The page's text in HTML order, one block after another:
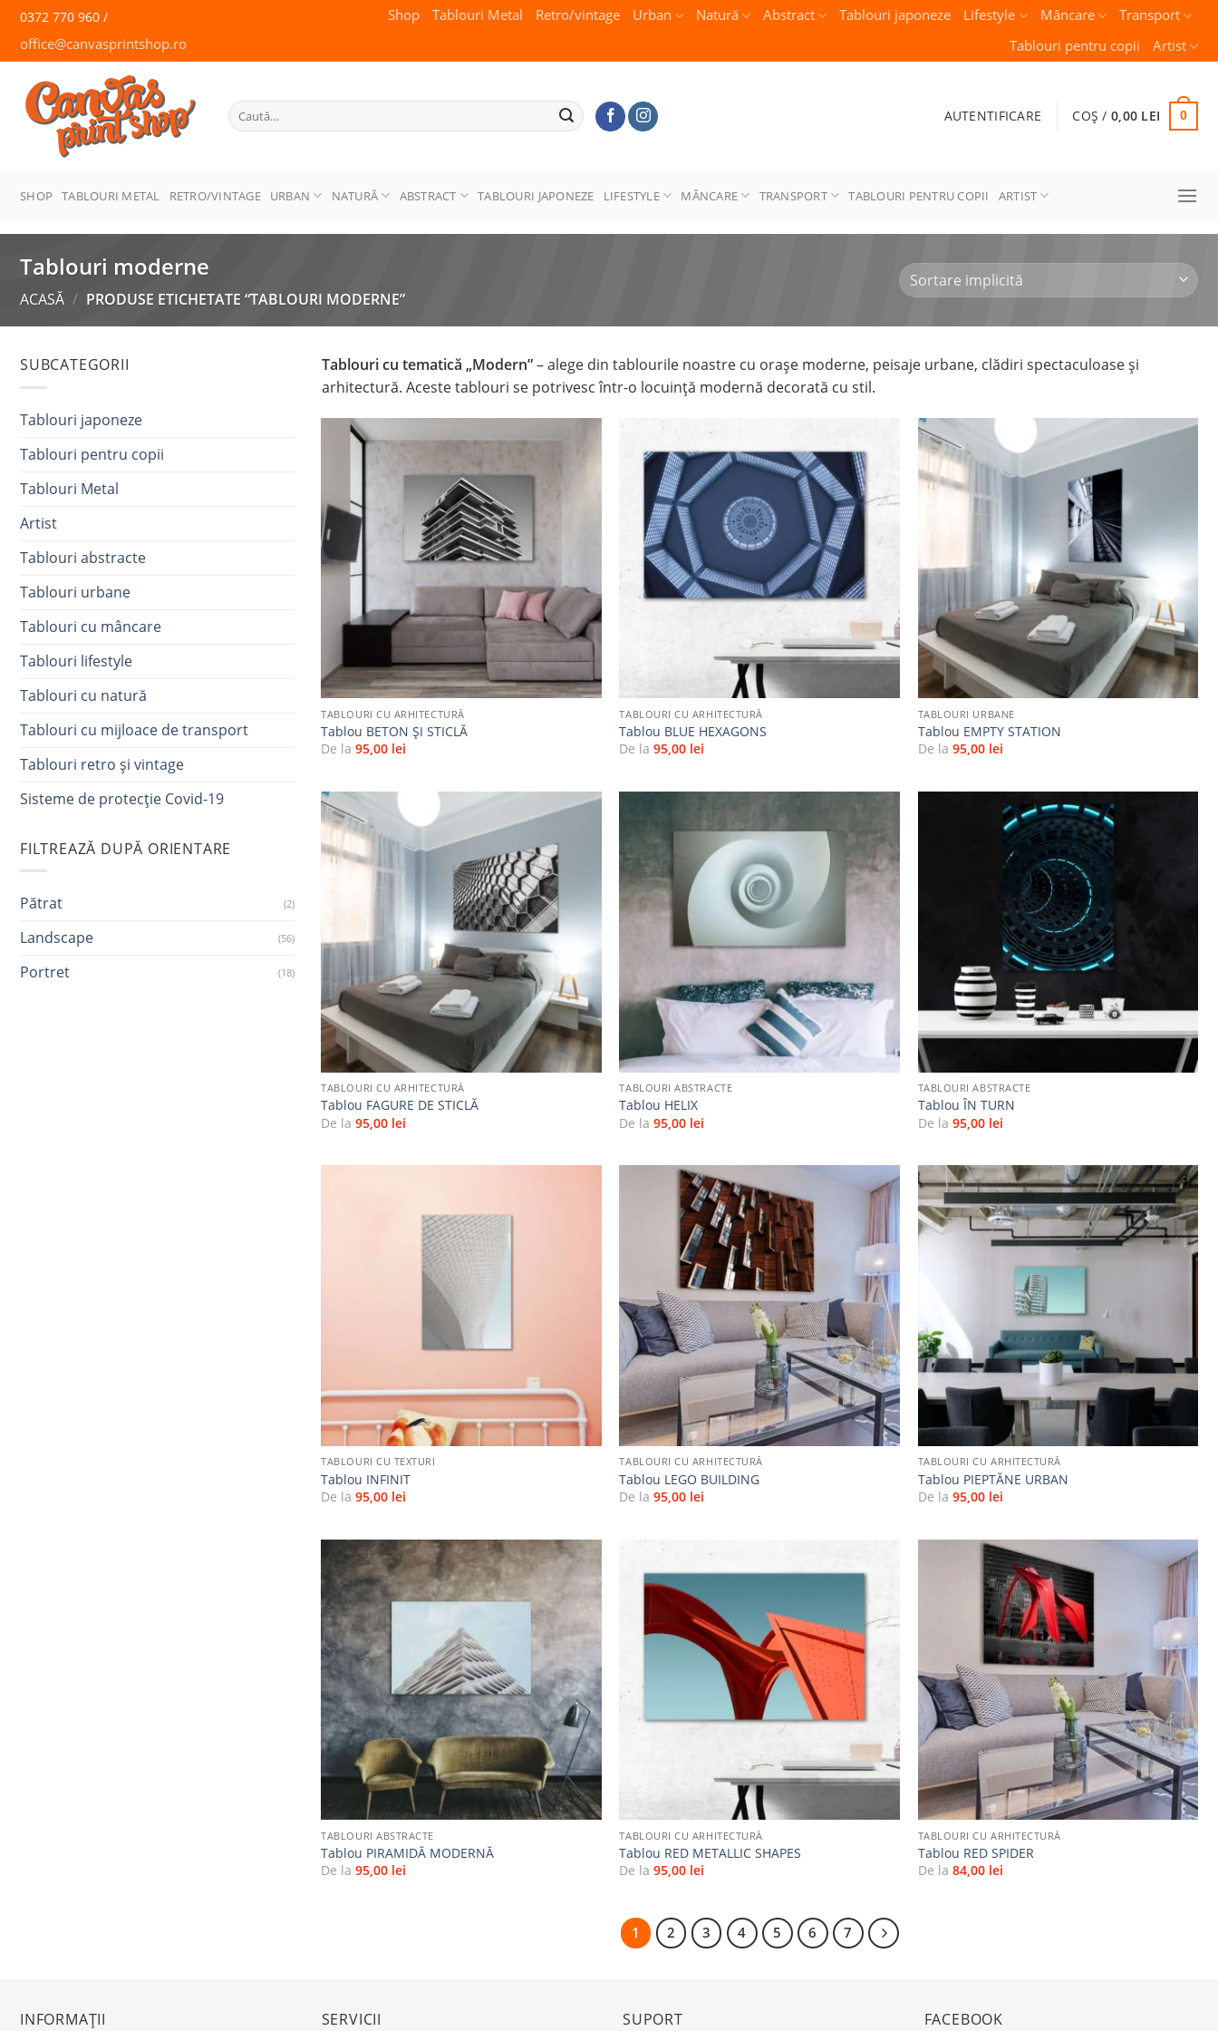
Skip
content
0372 770 960 /
office@canvasprintshop.ro
Shop Tablouri Metal Retro/vintage Urban Natură Abstract Tablouri japoneze Lifestyle Mâncare
Transport
Tablouri pentru copii
Artist
CANVAS
PRINT SHOP
Caută
după:
AUTENTIFICARE COȘ / 0,00 LEI 0
SHOP TABLOURI METAL RETRO/VINTAGE URBAN NATURĂ ABSTRACT TABLOURI JAPONEZE LIFESTYLE MÂNCARE TRANSPORT TABLOURI PENTRU COPII ARTIST
Tablouri moderne
ACASĂ / PRODUSE ETICHETATE “TABLOURI MODERNE”
SUBCATEGORII
Tablouri japoneze
Tablouri pentru copii
Tablouri Metal
Artist
Tablouri abstracte
Tablouri urbane
Tablouri cu mâncare
Tablouri lifestyle
Tablouri cu natură
Tablouri cu mijloace de transport
Tablouri retro și vintage
Sisteme de protecție Covid-19
FILTREAZĂ DUPĂ ORIENTARE
Pătrat (2)
Landscape (56)
Portret (18)
Tablouri cu tematică „Modern”– alege din tablourile noastre cu orașe moderne, peisaje urbane, clădiri spectaculoase și
arhitectură. Aceste tablouri se potrivesc într-o locuință modernă decorată cu stil.
Adaugă
TABLOURI CU ARHITECTURĂ
Tablou BETON ȘI STICLĂ
De la95,00 lei
Adaugă
la
favorite
TABLOURI CU ARHITECTURĂ
Tablou BLUE HEXAGONS
De la95,00 lei
+
TABLOURI URBANE
Tablou EMPTY STATION
De la 95,00 lei
Adaugă
favorite
+
TABLOURI CU ARHITECTURĂ
Tablou FAGURE DE STICLĂ
De la95,00 lei
Adaugă
favorite
TABLOURI ABSTRACTE
Tablou HELIX
De la95,00 lei
TABLOURI ABSTRACTE
Tablou ÎN TURN
De la 95,00 lei
+
TABLOURI CU TEXTURI
Tablou INFINIT
De la95,00 lei
Adaugă
favorite
+
TABLOURI CU ARHITECTURĂ
Tablou LEGO BUILDING
De la95,00 lei
Adaugă
TABLOURI CU ARHITECTURĂ
Tablou PIEPTĂNE URBAN
De la 95,00 lei
Adaugă
la
TABLOURI ABSTRACTE
Tablou PIRAMIDĂ MODERNĂ
De la95,00 lei
Adaugă
la
favorite
TABLOURI CU ARHITECTURĂ
Tablou RED METALLIC SHAPES
De la95,00 lei
Adaugă
favorite
+
TABLOURI CU ARHITECTURĂ
Tablou RED SPIDER
De la 84,00 lei
1 2 3 4 5 6 7
INFORMAȚII SERVICII SUPORT FACEBOOK